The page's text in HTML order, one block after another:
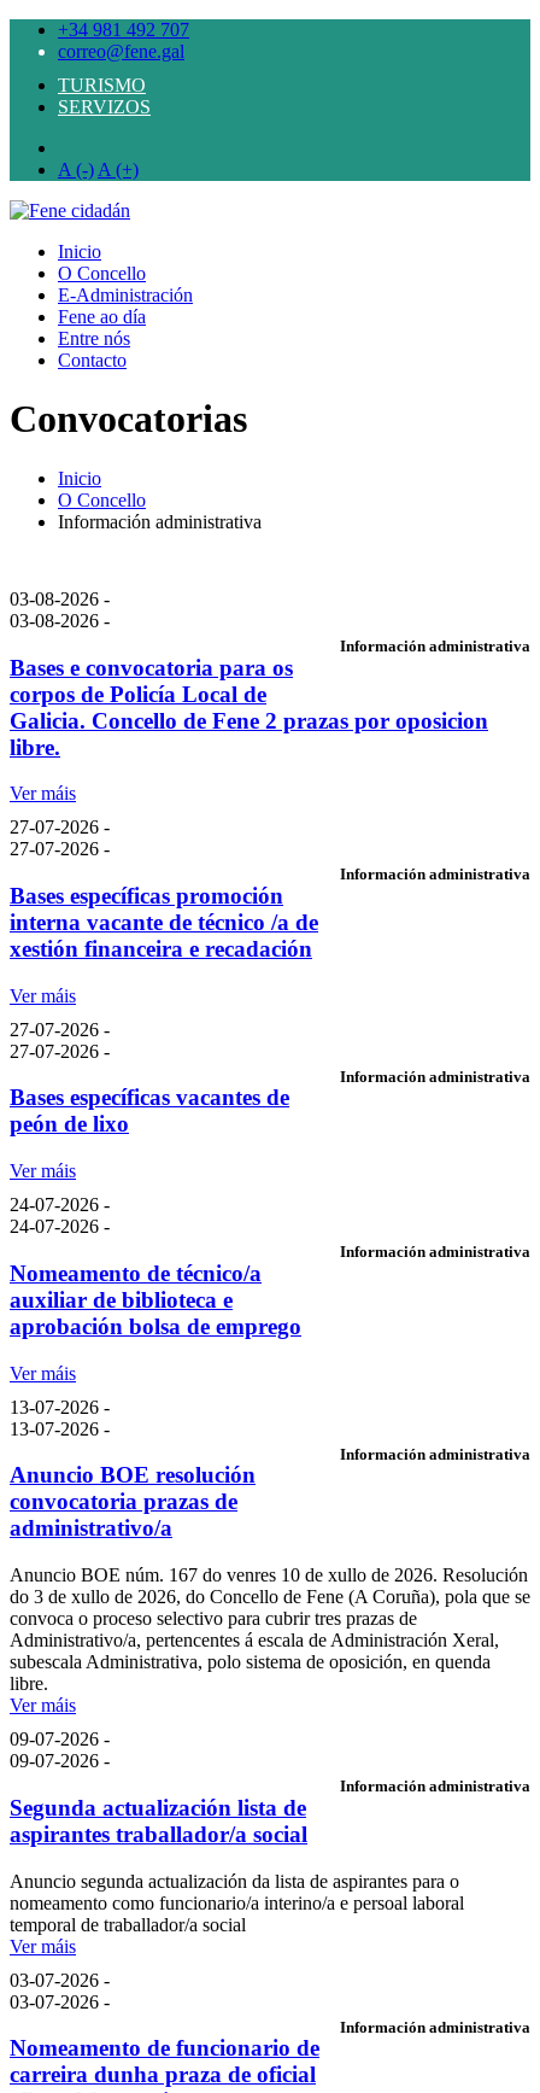
+34 981 492 707
correo@fene.gal
TURISMO
SERVIZOS
A (-) A (+)
Inicio
O Concello
E-Administración
Fene ao día
Entre nós
Contacto
Convocatorias
Inicio
O Concello
Información administrativa
03-08-2026 -
03-08-2026 -
Información administrativa
Bases e convocatoria para os
corpos de Policía Local de
Galicia. Concello de Fene 2 prazas por oposicion
libre.
Ver máis
27-07-2026 -
27-07-2026 -
Información administrativa
Bases específicas promoción
interna vacante de técnico /a de
xestión financeira e recadación
Ver máis
27-07-2026 -
27-07-2026 -
Información administrativa
Bases específicas vacantes de
peón de lixo
Ver máis
24-07-2026 -
24-07-2026 -
Información administrativa
Nomeamento de técnico/a
auxiliar de biblioteca e
aprobación bolsa de emprego
Ver máis
13-07-2026 -
13-07-2026 -
Información administrativa
Anuncio BOE resolución
convocatoria prazas de
administrativo/a
Anuncio BOE núm. 167 do venres 10 de xullo de 2026. Resolución
do 3 de xullo de 2026, do Concello de Fene (A Coruña), pola que se
convoca o proceso selectivo para cubrir tres prazas de
Administrativo/a, pertencentes á escala de Administración Xeral,
subescala Administrativa, polo sistema de oposición, en quenda
libre.
Ver máis
09-07-2026 -
09-07-2026 -
Información administrativa
Segunda actualización lista de
aspirantes traballador/a social
Anuncio segunda actualización da lista de aspirantes para o
nomeamento como funcionario/a interino/a e persoal laboral
temporal de traballador/a social
Ver máis
03-07-2026 -
03-07-2026 -
Información administrativa
Nomeamento de funcionario de
carreira dunha praza de oficial